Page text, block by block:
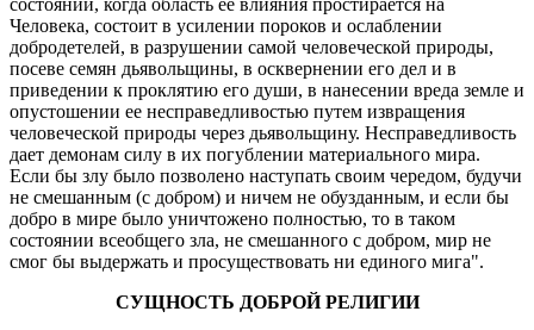
Человека, состоит в усилении пороков и ослаблении
добродетелей, в разрушении самой человеческой природы,
посеве семян дьявольщины, в осквернении его дел и в
приведении к проклятию его души, в нанесении вреда земле и
опустошении ее несправедливостью путем извращения
человеческой природы через дьявольщину. Несправедливость
дает демонам силу в их погублении материального мира.
Если бы злу было позволено наступать своим чередом, будучи
не смешанным (с добром) и ничем не обузданным, и если бы
добро в мире было уничтожено полностью, то в таком
состоянии всеобщего зла, не смешанного с добром, мир не
смог бы выдержать и просуществовать ни единого мига".
СУЩНОСТЬ ДОБРОЙ РЕЛИГИИ